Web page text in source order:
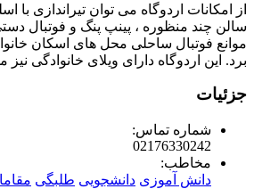
از امکانات اردوگاه می توان تیراندازی با
سالن چند منظوره ، پینپ پنگ و فوتبال
موانع فوتبال ساحلی محل های اسکان
برد. این اردوگاه دارای ویلای خانوادگی نیز
جزئیات
شماره تماس:
02176330242
مخاطب:
دانش آموزی دانشجویی طلبگی